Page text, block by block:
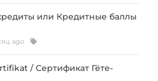
или Кредитные баллы
ago
/ Сертификат Гёте-